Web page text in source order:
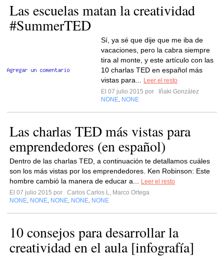
Las escuelas matan la creatividad
#SummerTED
Sí, ya sé que dije que me iba de
vacaciones, pero la cabra siempre
tira al monte, y este artículo con las
10 charlas TED en español más
vistas para...
Leer el resto
El 07 julio 2015 por
Iñaki González
NONE NONE
Las charlas TED más vistas para
emprendedores (en español)
Dentro de las charlas TED, a continuación te detallamos cuáles
son los más vistas por los emprendedores. Ken Robinson: Este
hombre cambió la manera de educar a...
Leer el resto
El 07 julio 2015 por
Carlos Carlos L, Marco Ortega
NONE NONE NONE NONE NONE
10 consejos para desarrollar la
creatividad en el aula [infografía]